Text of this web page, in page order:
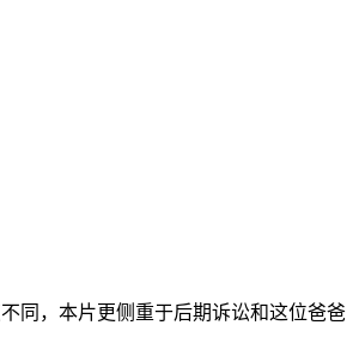
同，本片更侧重于后期诉讼和这位爸爸